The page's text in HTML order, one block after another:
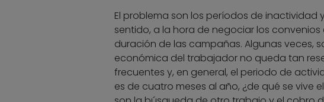
El problema son los períodos de inactividad
sentido, a la hora de negociar los
duración de las campañas. Algunas veces,
económica del trabajador no queda tan
frecuentes y, en general, el periodo de
es de cuatro meses al año, ¿de qué se vive